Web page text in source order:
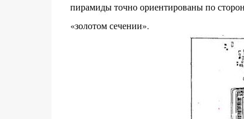
пирамиды точно ориентированы по
«золотом сечении».